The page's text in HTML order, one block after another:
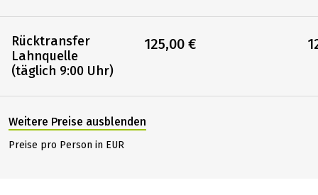
Rücktransfer
Lahnquelle
(täglich 9:00 Uhr)
125,00 €
Weitere Preise ausblenden
Preise pro Person in EUR